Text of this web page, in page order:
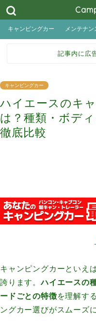
キャンピングカー メンテナン
記事内に広
キャンピングカー
ハイエースのキ
は？種類・ボデ
徹底比較
キャンピングカーといえ
誇ります。ハイエースの
ードごとの特徴を理解す
ングカー選びがスムーズ